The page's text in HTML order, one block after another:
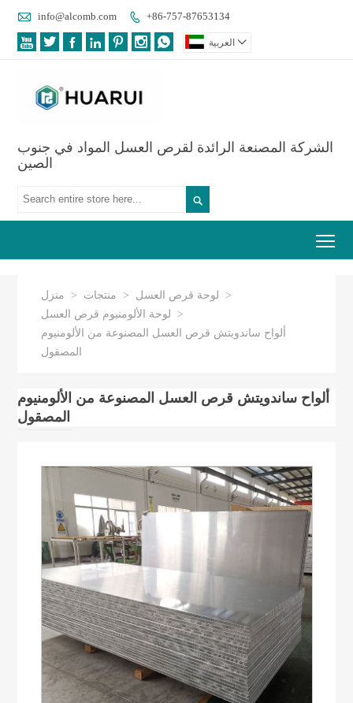
 info@alcomb.com  +86-757-87653134
       العربية 
الشركة المصنعة الرائدة لقرص العسل المواد في جنوب
الصين

منزل > منتجات > لوحة قرص العسل
>
لوحة الألومنيوم قرص العسل
>
ألواح ساندويتش قرص العسل المصنوعة من الألومنيوم
المصقول
ألواح ساندويتش قرص العسل المصنوعة من الألومنيوم
المصقول